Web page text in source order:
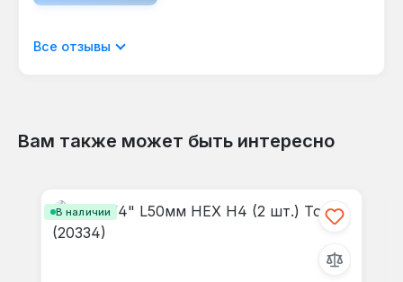
Отображать отзывы только на текущем
Все отзывы
Вам также может быть интересно
В наличии